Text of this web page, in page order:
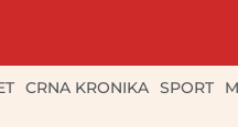
CRNA KRONIKA SPORT